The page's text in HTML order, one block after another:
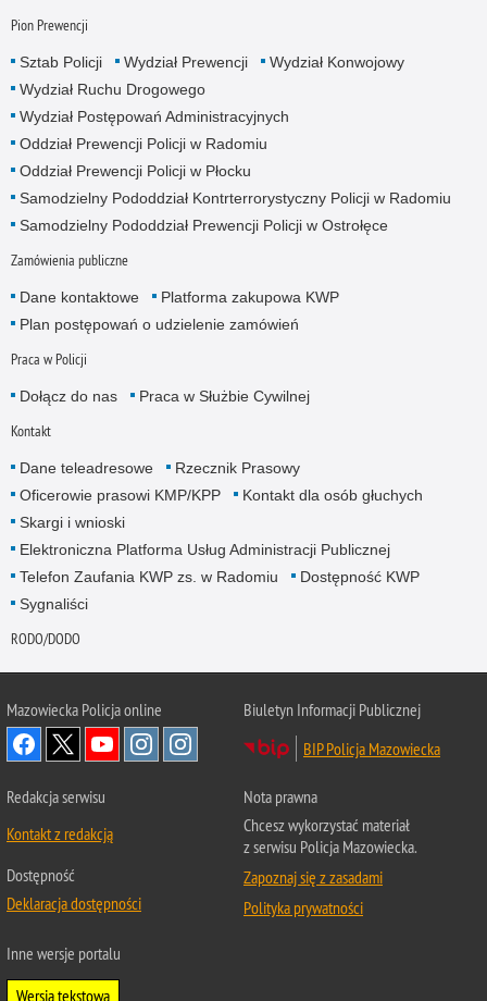
Pion Prewencji
Sztab Policji Wydział Prewencji
Wydział Konwojowy
Wydział Ruchu Drogowego
Wydział Postępowań Administracyjnych
Oddział Prewencji Policji w Radomiu
Oddział Prewencji Policji w Płocku
Samodzielny Pododdział Kontrterrorystyczny Policji w Radomiu
Samodzielny Pododdział Prewencji Policji w Ostrołęce
Zamówienia publiczne
Dane kontaktowe
Platforma zakupowa KWP
Plan postępowań o udzielenie zamówień
Praca w Policji
Dołącz do nas Praca w Służbie Cywilnej
Kontakt
Dane teleadresowe
Rzecznik Prasowy
Oficerowie prasowi KMP/KPP
Kontakt dla osób głuchych
Skargi i wnioski
Elektroniczna Platforma Usług Administracji Publicznej
Telefon Zaufania KWP zs. w Radomiu
Dostępność KWP
Sygnaliści
RODO/DODO
Mazowiecka Policja online
Biuletyn Informacji Publicznej
BIP Policja Mazowiecka
Redakcja serwisu
Kontakt z redakcją
Dostępność
Deklaracja dostępności
Nota prawna
Chcesz wykorzystać materiał
z serwisu Policja Mazowiecka.
Zapoznaj się z zasadami
Polityka prywatności
Inne wersje portalu
Wersja tekstowa